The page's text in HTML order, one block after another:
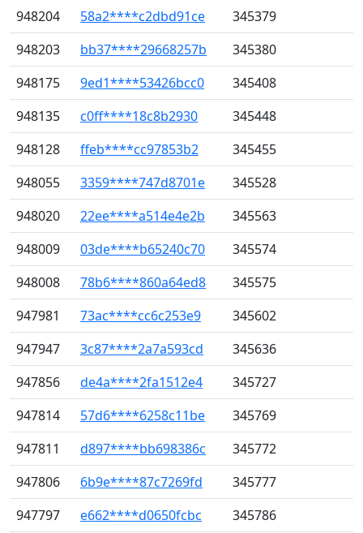
948204
58a2****c2dbd91ce
345379
948203
bb37****29668257b
345380
948175
9ed1****53426bcc0
345408
948135
c0ff****18c8b2930
345448
948128
ffeb****cc97853b2
345455
948055
3359****747d8701e
345528
948020
22ee****a514e4e2b
345563
948009
03de****b65240c70
345574
948008
78b6****860a64ed8
345575
947981
73ac****cc6c253e9
345602
947947
3c87****2a7a593cd
345636
947856
de4a****2fa1512e4
345727
947814
57d6****6258c11be
345769
947811
d897****bb698386c
345772
947806
6b9e****87c7269fd
345777
947797
e662****d0650fcbc 345786